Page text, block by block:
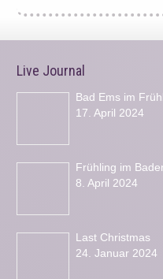
Live Journal
Bad Ems im
17. April 2024
Frühling im
8. April 2024
Last Christmas
24. Januar 2024